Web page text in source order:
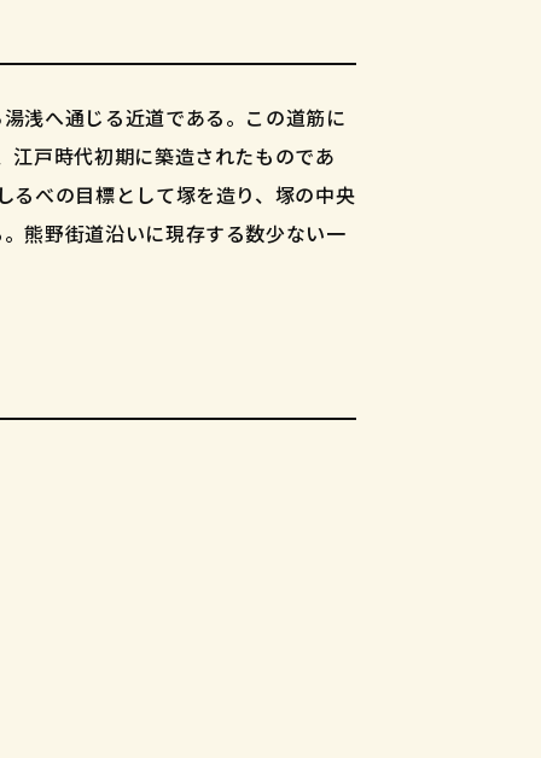
浅へ通じる近道である。この道筋に
江戸時代初期に築造されたものであ
るべの目標として塚を造り、塚の中央
熊野街道沿いに現存する数少ない一